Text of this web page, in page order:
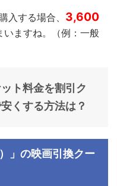
入する場合、 3,600
いますね。（例：一般
ト料金を割引ク
くする方法は？
」の映画引換クー